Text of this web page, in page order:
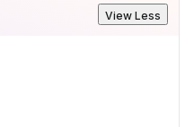
View Less